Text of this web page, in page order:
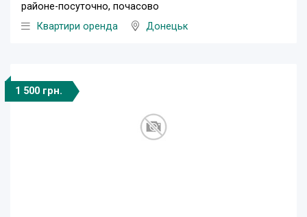
районе-посуточно, почасово
Квартири оренда
Донецьк
1 500 грн.